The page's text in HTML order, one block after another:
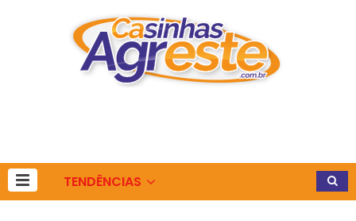
TENDÊNCIAS